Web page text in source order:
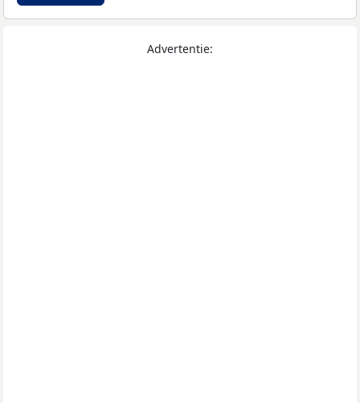
Advertentie: